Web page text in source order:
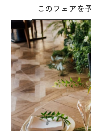
このフェアを